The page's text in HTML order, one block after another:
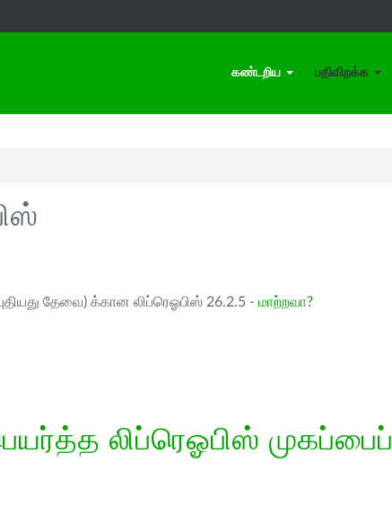
கண்டறிய பதிவிறக்க
தேவை) க்கான லிப்ரெஓபிஸ் 26.2.5 - மாற்றவா?
லிப்ரெஓபிஸ் முகப்பைப்